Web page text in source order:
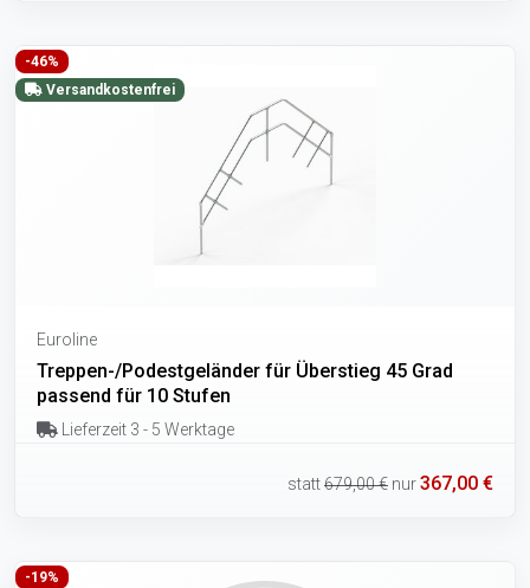
-46%
Versandkostenfrei
Euroline
Treppen-/Podestgeländer für Überstieg 45 Grad
passend für 10 Stufen
Lieferzeit 3 - 5 Werktage
statt679,00 € nur367,00 €
-19%